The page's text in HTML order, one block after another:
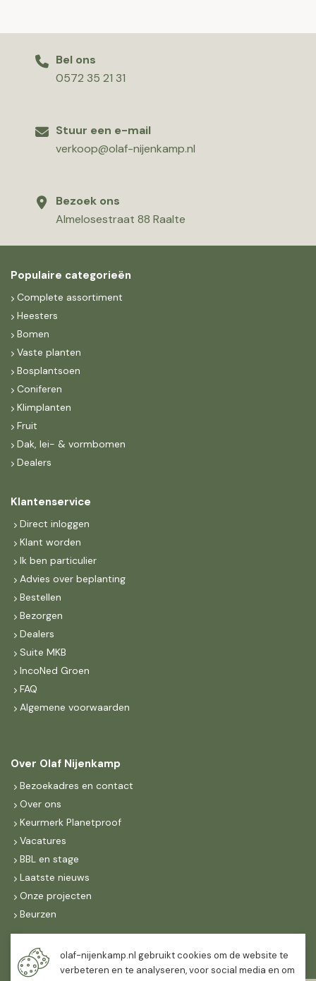
Bel ons
0572 35 21 31
Stuur een e-mail
verkoop@olaf-nijenkamp.nl
Bezoek ons
Almelosestraat 88 Raalte
Populaire categorieën
Complete assortiment
Heesters
Bomen
Vaste planten
Bosplantsoen
Coniferen
Klimplanten
Fruit
Dak, lei- & vormbomen
Dealers
Klantenservice
Direct inloggen
Klant worden
Ik ben particulier
Advies over beplanting
Bestellen
Bezorgen
Dealers
Suite MKB
IncoNed Groen
FAQ
Algemene voorwaarden
Over Olaf Nijenkamp
Bezoekadres en contact
Over ons
Keurmerk Planetproof
Vacatures
BBL en stage
Laatste nieuws
Onze projecten
Beurzen
Maandag t/m vrijdag
07:30- 16:30
olaf-nijenkamp.nl gebruikt cookies om de website te
verbeteren en te analyseren, voor social media en om